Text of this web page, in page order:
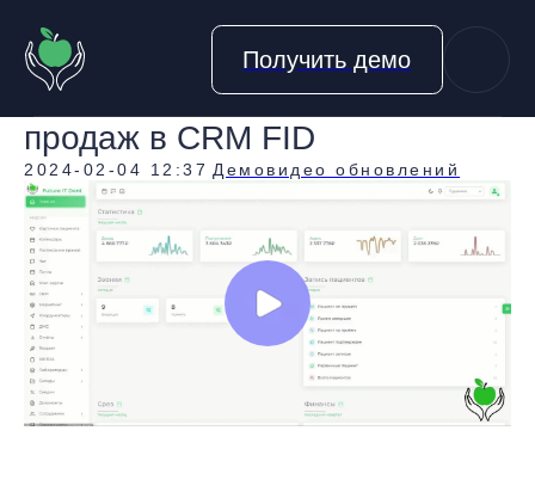
Настраиваем свою воронку
продаж в CRM FID
2024-02-04 12:37 Демовидео обновлений